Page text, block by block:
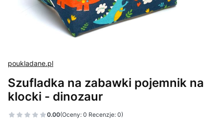
poukladane.pl
Szufladka na zabawki pojemnik na
klocki - dinozaur
0.00(Oceny: 0 Recenzje: 0)